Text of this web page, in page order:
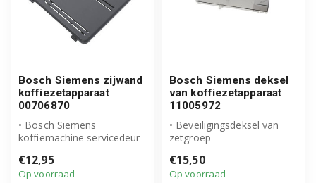
Bosch Siemens zijwand
koffiezetapparaat
00706870
• Bosch Siemens
koffiemachine servicedeur
product
• ...
€12,95
Op voorraad
Bosch Siemens deksel
van koffiezetapparaat
11005972
• Beveiligingsdeksel van
zetgroep
product
• Artikeln...
€15,50
Op voorraad